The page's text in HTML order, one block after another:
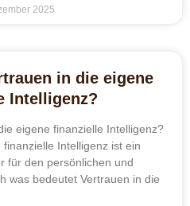
2025
in die eigene
Intelligenz?
eigene finanzielle Intelligenz?
Intelligenz ist ein
für den persönlichen und
was bedeutet Vertrauen in die